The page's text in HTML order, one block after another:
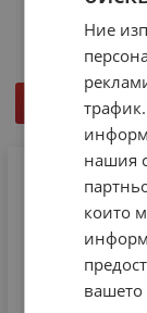
5.06€ /
КУПИ
Ние
нашия
които
вашето